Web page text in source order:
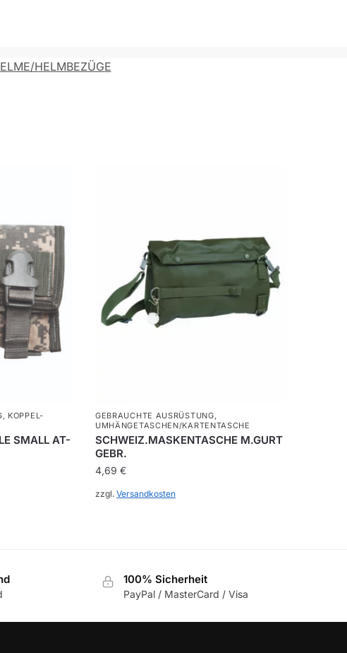
HELMBEZÜGE
, KOPPEL-
SMALL AT-
GEBRAUCHTE AUSRÜSTUNG,
UMHÄNGETASCHEN/KARTENTASCHE
SCHWEIZ.MASKENTASCHE M.GURT
GEBR.
4,69 €
zzgl. Versandkosten
100% Sicherheit
PayPal / MasterCard / Visa